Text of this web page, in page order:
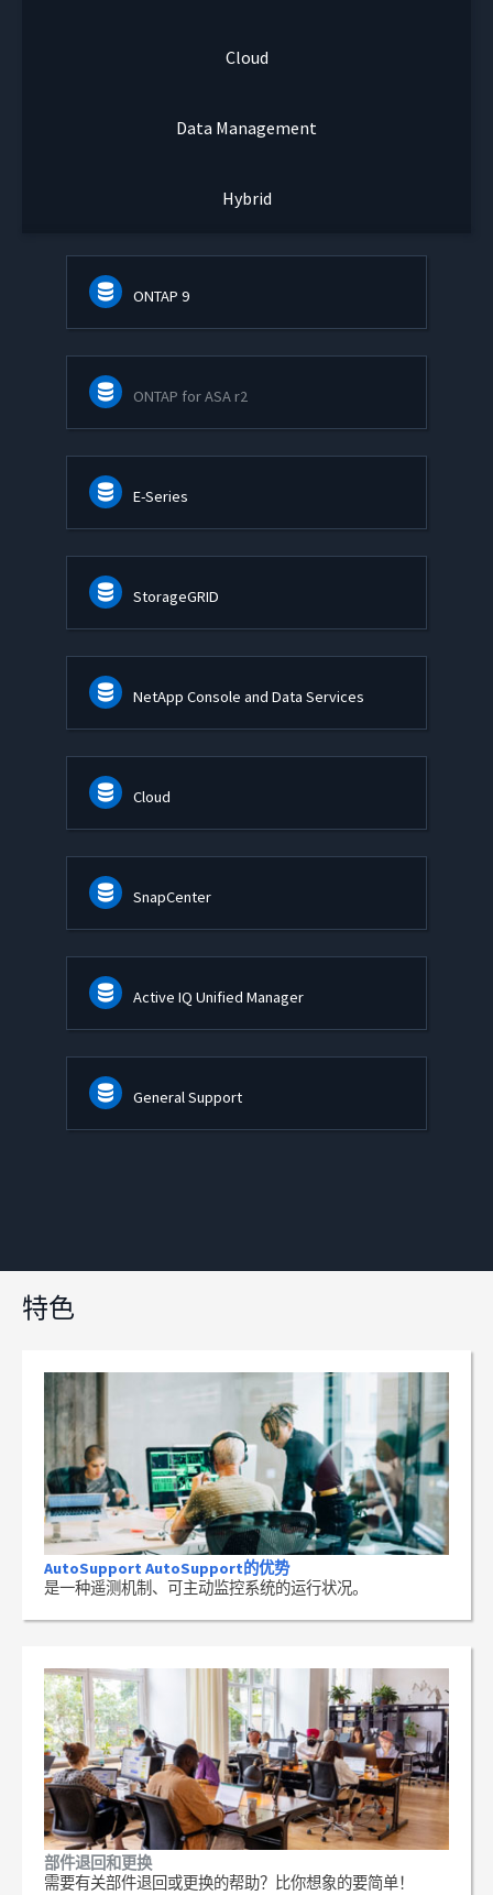
Cloud
Data Management
Hybrid
ONTAP 9
ONTAP for ASA r2
E-Series
StorageGRID
NetApp Console and Data Services
Cloud
SnapCenter
Active IQ Unified Manager
General Support
特色
AutoSupport AutoSupport的优势
是一种遥测机制、可主动监控系统的运行状况。
部件退回和更换
需要有关部件退回或更换的帮助？比你想象的要简单！